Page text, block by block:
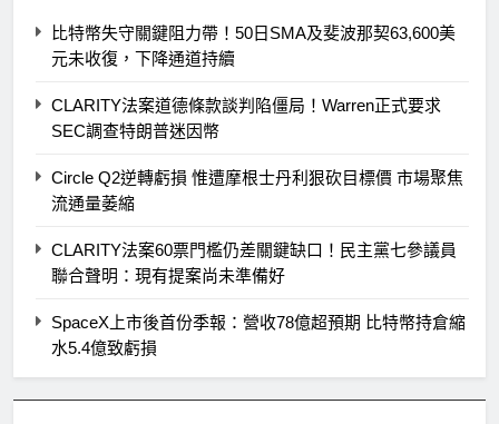
比特幣失守關鍵阻力帶！50日SMA及斐波那契63,600美
元未收復，下降通道持續
CLARITY法案道德條款談判陷僵局！Warren正式要求
SEC調查特朗普迷因幣
Circle Q2逆轉虧損 惟遭摩根士丹利狠砍目標價 市場聚焦
流通量萎縮
CLARITY法案60票門檻仍差關鍵缺口！民主黨七參議員
聯合聲明：現有提案尚未準備好
SpaceX上市後首份季報：營收78億超預期 比特幣持倉縮
水5.4億致虧損